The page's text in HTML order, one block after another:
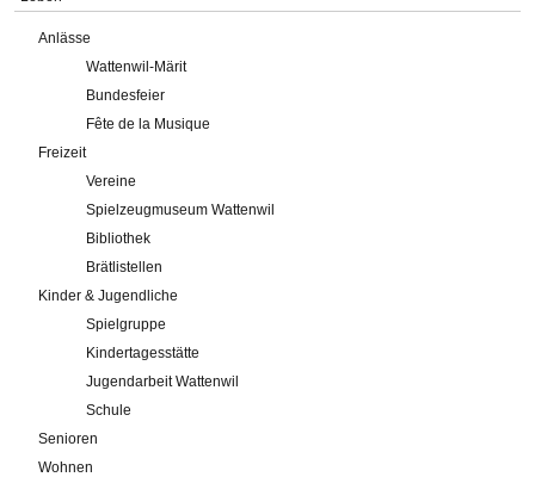
Anlässe
Wattenwil-Märit
Bundesfeier
Fête de la Musique
Freizeit
Vereine
Spielzeugmuseum Wattenwil
Bibliothek
Brätlistellen
Kinder & Jugendliche
Spielgruppe
Kindertagesstätte
Jugendarbeit Wattenwil
Schule
Senioren
Wohnen